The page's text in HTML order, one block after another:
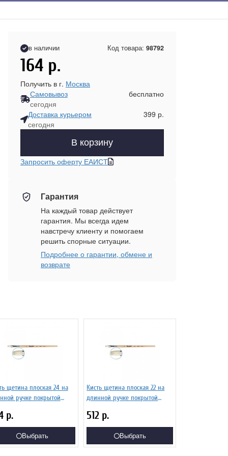
в наличии Код товара: 98792
164 р.
Получить в г. Москва
Самовывоз
сегодня
бесплатно
Доставка курьером
сегодня
399 р.
В корзину
Запросить оферту ЕАИСТ
Гарантия
На каждый товар действует
гарантия. Мы всегда идем
навстречу клиенту и помогаем
решить спорные ситуации.
Подробнее о гарантии, обмене и
возврате
щетина плоская 24 на
ручке покрытой
р.
Выбрать
Кисть щетина плоская 22 на
длинной ручке покрытой
512 р.
Выбрать